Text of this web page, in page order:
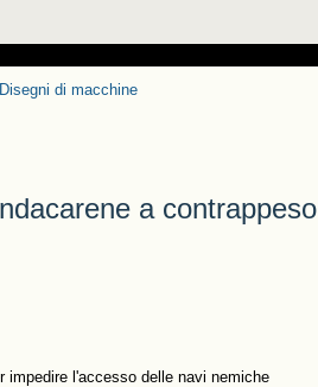
Disegni di macchine
a contrappeso
l'accesso delle navi nemiche